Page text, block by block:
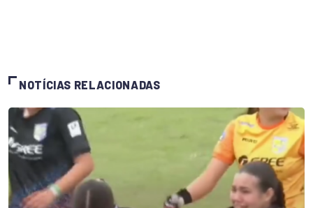
NOTÍCIAS RELACIONADAS